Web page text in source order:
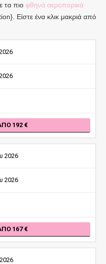
τα πιο φθηνά αεροπορικά
Είστε ένα κλικ μακριά από
192
2026
2026
167